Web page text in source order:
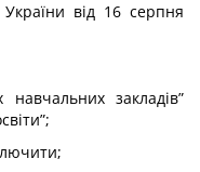
України від 16 серпня
закладів”